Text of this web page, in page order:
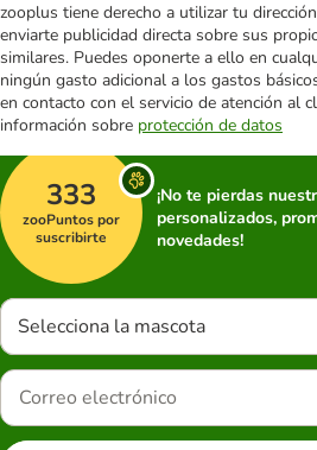
zooplus tiene derecho a utilizar tu
enviarte publicidad directa sobre sus
similares. Puedes oponerte a ello en
ningún gasto adicional a los gastos
en contacto con el servicio de atención al
información sobre protección de datos
333
zooPuntos por
suscribirte
¡No te pierdas
personalizados,
novedades!
Selecciona la mascota